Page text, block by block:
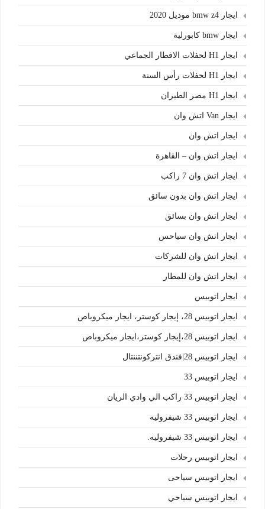
ايجار bmw z4 موديل 2020
ايجار bmw كابورلية
ايجار H1 لحفلات الافطار الجماعي
ايجار H1 لحفلات رأس السنة
ايجار H1 مصر الطيران
ايجار Van اتش وان
ايجار اتش وان
ايجار اتش وان – القاهرة
ايجار اتش وان 7 راكب
ايجار اتش وان بدون سائق
ايجار اتش وان بسائق
ايجار اتش وان سياحس
ايجار اتش وان للشركات
ايجار اتش وان للمطار
ايجار اتوبيس
ايجار اتوبيس 28، إيجار كوستر، ايجار ميكروباص
ايجار اتوبيس 28،إيجار كوستر،ايجار ميكروباص
ايجار اتوبيس 28|فندق انتركونتننتال
ايجار اتوبيس 33
ايجار اتوبيس 33 راكب الي وادي الريان
ايجار اتوبيس 33 شيفروليه
ايجار اتوبيس 33 شيفروليه.
ايجار اتوبيس رحلات
ايجار اتوبيس سياحى
ايجار اتوبيس سياحي